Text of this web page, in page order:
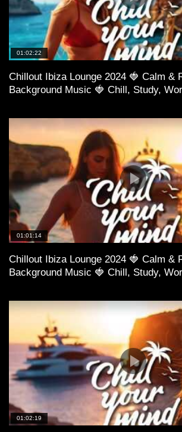
01:02:22
Chillout Ibiza Lounge 2024 🍓 Calm &
Background Music 🍓 Chill, Study,
01:01:14
Chillout Ibiza Lounge 2024 🍓 Calm &
Background Music 🍓 Chill, Study,
01:02:19